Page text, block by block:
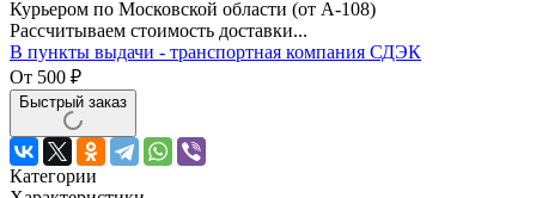
Курьером по Московской области (от А-108)
Рассчитываем стоимость доставки...
В пункты выдачи - транспортная компания СДЭК
От 500 ₽
Быстрый заказ
Категории